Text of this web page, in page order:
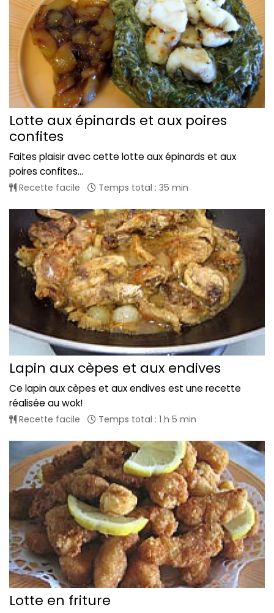
Lotte aux épinards et aux poires
confites
Faites plaisir avec cette lotte aux épinards et aux
poires confites...
Recette facile Temps total : 35 min
Lapin aux cèpes et aux endives
Ce lapin aux cèpes et aux endives est une recette
réalisée au wok!
Recette facile Temps total : 1 h 5 min
Lotte en friture